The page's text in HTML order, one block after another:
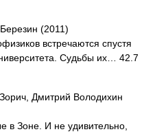
(2011)
встречаются спустя
Судьбы их… 42.7
Дмитрий Володихин
в Зоне. И не удивительно,